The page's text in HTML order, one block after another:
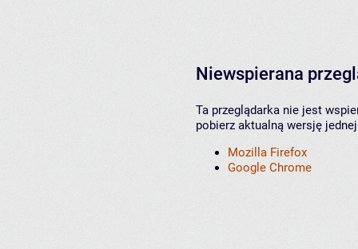
Niewspierana
Ta przeglądarka nie jest
pobierz aktualną wersję
Mozilla Firefox
Google Chrome